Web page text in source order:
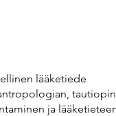
lääketiede
ja